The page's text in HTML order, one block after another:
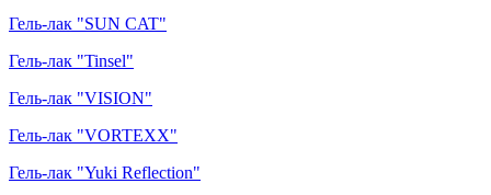
Гель-лак "SUN CAT"
Гель-лак "Tinsel"
Гель-лак "VISION"
Гель-лак "VORTEXX"
Гель-лак "Yuki Reflection"